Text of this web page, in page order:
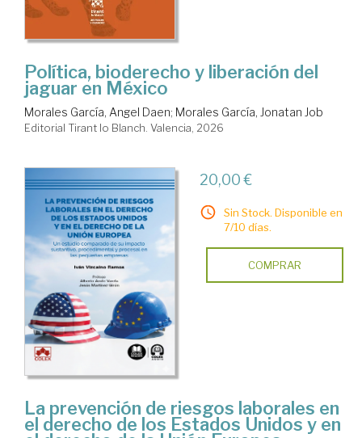
Política, bioderecho y liberación del
jaguar en México
Morales García, Angel Daen; Morales García, Jonatan Job
Editorial Tirant lo Blanch. Valencia, 2026
20,00 €
Sin Stock. Disponible en
7/10 días.
COMPRAR
La prevención de riesgos laborales en
el derecho de los Estados Unidos y en